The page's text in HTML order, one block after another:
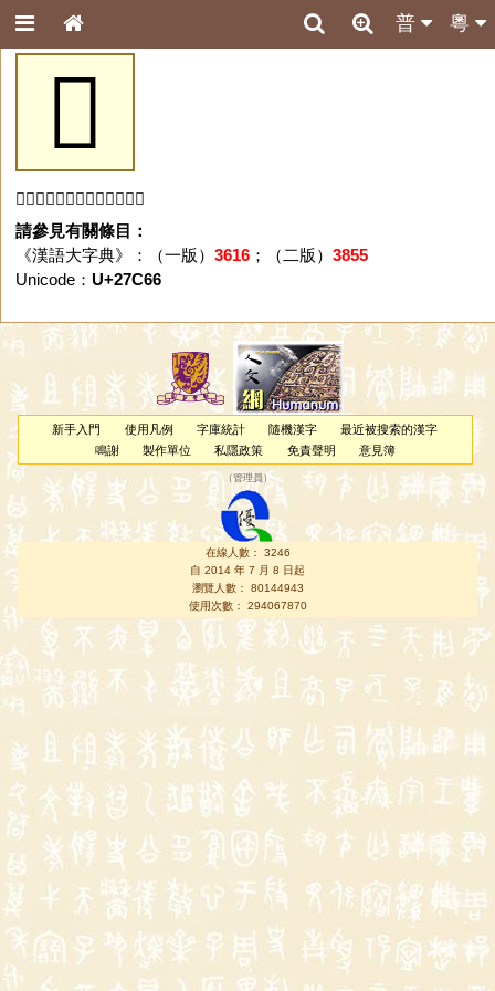
粵
普
𧱦
「𧱦」字未收錄於本資料庫。
請參見有關條目：
《漢語大字典》：（一版） 3616；（二版） 3855
Unicode： U+27C66
新手入門 使用凡例 字庫統計 隨機漢字
最近被搜索的漢字
鳴謝
製作單位 私隱政策 免責聲明 意見簿
（管理員 ）
在線人數： 3246
自 2014 年 7 月 8 日起
瀏覽人數： 80144943
使用次數： 294067870